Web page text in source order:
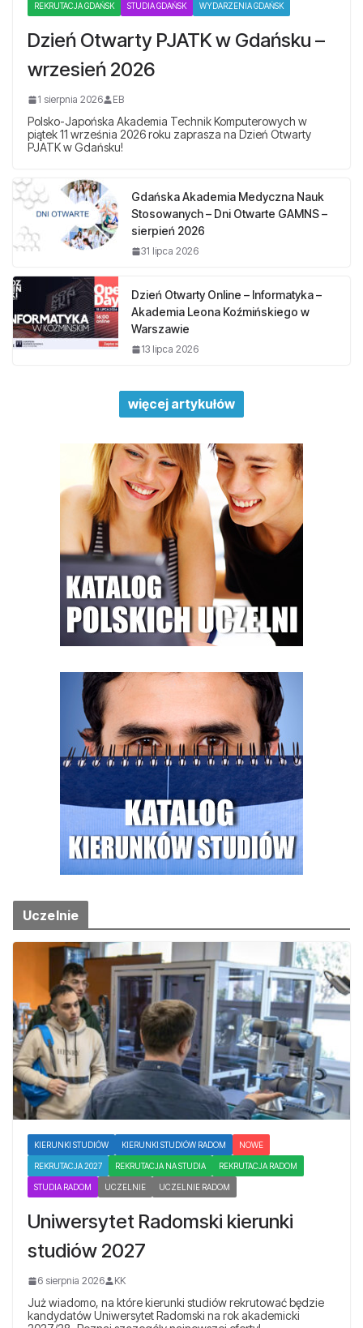
REKRUTACJA GDAŃSK STUDIA GDAŃSK WYDARZENIA GDAŃSK
Dzień Otwarty PJATK w Gdańsku –
wrzesień 2026
1 sierpnia 2026 EB
Polsko-Japońska Akademia Technik Komputerowych w
piątek 11 września 2026 roku zaprasza na Dzień Otwarty
PJATK w Gdańsku!
Gdańska Akademia Medyczna Nauk
Stosowanych – Dni Otwarte GAMNS –
sierpień 2026
31 lipca 2026
Dzień Otwarty Online – Informatyka –
Akademia Leona Koźmińskiego w
Warszawie
13 lipca 2026
więcej artykułów
Uczelnie
KIERUNKI STUDIÓW KIERUNKI STUDIÓW RADOM NOWE
REKRUTACJA 2027 REKRUTACJA NA STUDIA REKRUTACJA RADOM
STUDIA RADOM UCZELNIE UCZELNIE RADOM
Uniwersytet Radomski kierunki
studiów 2027
6 sierpnia 2026 KK
Już wiadomo, na które kierunki studiów rekrutować będzie
kandydatów Uniwersytet Radomski na rok akademicki